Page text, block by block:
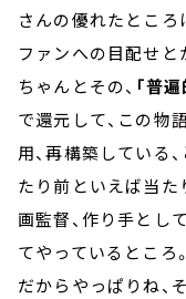
さんの優れたところ
ファンへの目配せと
ちゃんとその、 「普
で還元して、この物
用、再構築してい
たり前といえば当た
画監督、作り手とし
てやっているところ
だからやっぱりね、